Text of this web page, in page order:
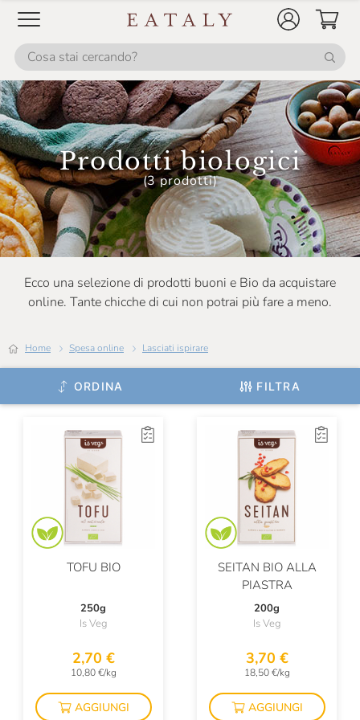
Prodotti biologici
(3 prodotti)
Ecco una selezione di prodotti buoni e Bio da acquistare
online. Tante chicche di cui non potrai più fare a meno.
Home Spesa online Lasciati ispirare
ORDINA FILTRA
Mancini
Marchesi Migliorati
Mariangela Prunotto
Molecola
Mulino Marino
Noberasco
Officina Nobili Bontà
Olio Barbera
Olis Geraci
Opera02
Osvaldo Bruni
Pan Dei Massi
Pasta Fresca Rossi
Pasta Di Liguria
Pastificio Felicetti
Ranieri
RealTea
TOFU BIO
250g
Is Veg
2,70 €
10,80 €/kg
AGGIUNGI
SEITAN BIO ALLA
PIASTRA
200g
Is Veg
3,70 €
18,50 €/kg
AGGIUNGI